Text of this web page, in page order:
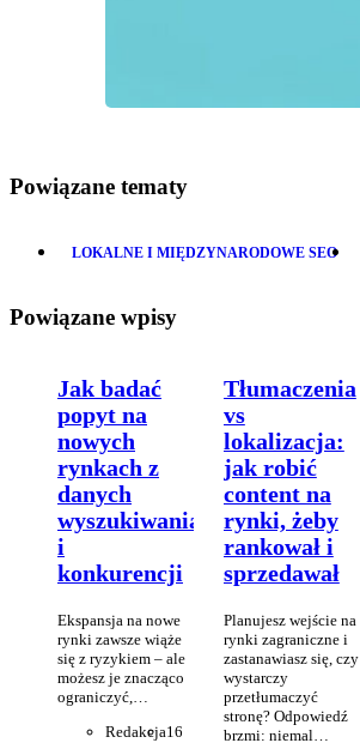
Powiązane tematy
LOKALNE I MIĘDZYNARODOWE SEO
Powiązane wpisy
Jak badać
popyt na
nowych
rynkach z
danych
wyszukiwania
i
konkurencji
Ekspansja na nowe
rynki zawsze wiąże
się z ryzykiem – ale
możesz je znacząco
ograniczyć,…
Redakcja16
Tłumaczenia
vs
lokalizacja:
jak robić
content na
rynki, żeby
rankował i
sprzedawał
Planujesz wejście na
rynki zagraniczne i
zastanawiasz się, czy
wystarczy
przetłumaczyć
stronę? Odpowiedź
brzmi: niemal…